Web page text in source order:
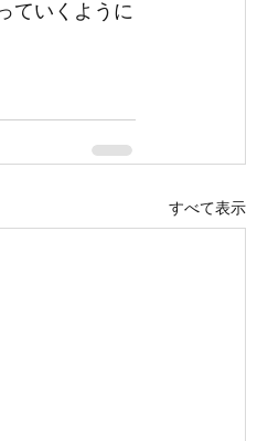
ていくように
すべて表示